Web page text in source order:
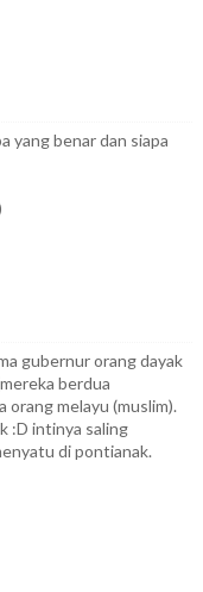
yang benar dan siapa
gubernur orang dayak
berdua
orang melayu (muslim).
:D intinya saling
di pontianak.